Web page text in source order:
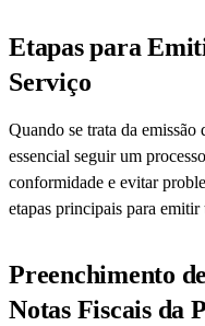
Etapas para
Serviço
Quando se trata da
essencial seguir um
conformidade e evitar
etapas principais para
Preenchimento
Notas Fiscais da